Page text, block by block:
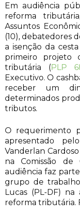
Em audiência
reforma
Assuntos
(10), debatedores
a isenção da
primeiro projeto
tributária (PLP
Executivo. O
receber um
determinados
tributos.
O requerimento
apresentado
Vanderlan
na Comissão de
audiência faz
grupo de
Lucas (PL-DF)
reforma tributária.